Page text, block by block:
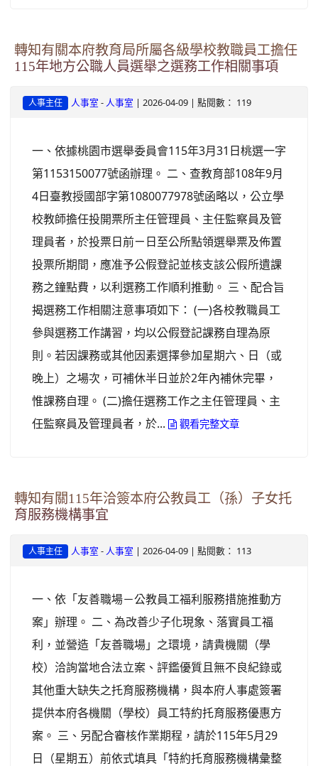
轉知有關本府教育局所屬各級學校教職員工擔任
115年地方公職人員選舉之選務工作相關事項
人事主任 人事室 - 人事室 | 2026-04-09 | 點閱數： 119
一、依據桃園市選舉委員會115年3月31日桃選一字
第1153150077號函辦理。 二、查教育部108年9月
4日臺教授國部字第1080077978號函略以，公立學
校教師擔任投開票所主任管理員、主任監察員及管
理員者，於投票日前ㄧ日至公所點領選舉票及佈置
投票所期間，應准予公假登記並核支該公假所遺課
務之鐘點費，以利選務工作順利推動。 三、配合旨
揭選務工作相關注意事項如下： (一)各校教職員工
參與選務工作講習，均以公假登記課務自理為原
則。若因課務或其他因素選擇參加星期六、日（或
晚上）之場次，可補休半日並於2年內補休完畢，
惟課務自理。 (二)擔任選務工作之主任管理員、主
任監察員及管理員者，於...
觀看完整文章
轉知有關115年洽簽本府公教員工（孫）子女托
育服務機構事宜
人事主任 人事室 - 人事室 | 2026-04-09 | 點閱數： 113
一、依「友善職場－公教員工福利服務措施推動方
案」辦理。 二、為改善少子化現象、落實員工福
利，並營造「友善職場」之環境，請貴機關（學
校）洽詢當地合法立案、評鑑優質且無不良紀錄或
其他重大缺失之托育服務機構，與本府人事處簽署
提供本府各機關（學校）員工特約托育服務優惠方
案。 三、另配合審核作業期程，請於115年5月29
日（星期五）前依式填具「特約托育服務機構彙整